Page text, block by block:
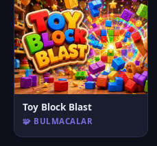
Toy Block Blast
🧩 BULMACALAR